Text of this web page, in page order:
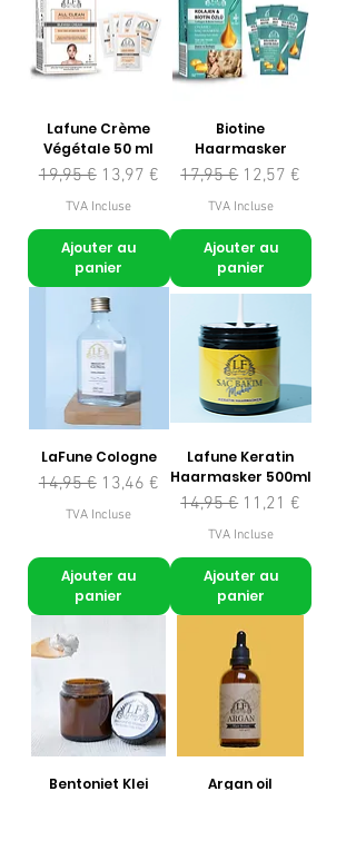
Lafune Crème
Végétale 50 ml
Prix original
19,95 € Prix promotionnel
13,97 €
TVA Incluse
Ajouter au
panier
Biotine
Haarmasker
Prix original
17,95 € Prix
12,57 €
TVA Incluse
Ajouter au
panier
LaFune Cologne
Prix original
14,95 € Prix promotionnel
13,46 €
TVA Incluse
Ajouter au
panier
Lafune Keratin
Haarmasker 500ml
Prix original
14,95 € Prix
11,21 €
TVA Incluse
Ajouter au
panier
Bentoniet Klei
Argan oil